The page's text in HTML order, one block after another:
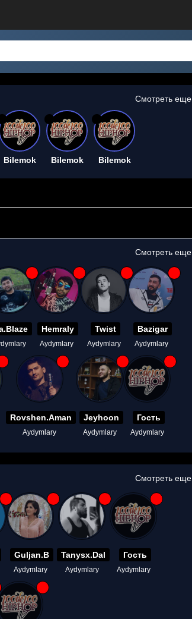
Смотреть еще
Bilemok Bilemok Bilemok
Смотреть еще
Hemraly
Aydymlary
Twist
Aydymlary
Bazigar
Aydymlary
Rovshen.Aman
Aydymlary
Jeyhoon
Aydymlary
Гость
Aydymlary
Смотреть еще
Guljan.B
Aydymlary
Tanysx.Dal
Aydymlary
Гость
Aydymlary